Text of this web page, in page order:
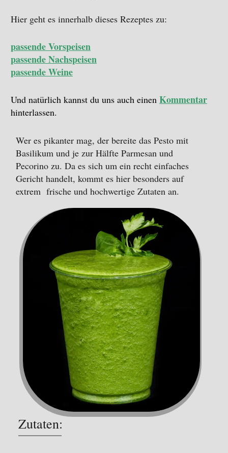
Hier geht es innerhalb dieses Rezeptes zu:
passende Vorspeisen
passende Nachspeisen
passende Weine
Und natürlich kannst du uns auch einen Kommentar
hinterlassen.
Wer es pikanter mag, der bereite das Pesto mit
Basilikum und je zur Hälfte Parmesan und
Pecorino zu. Da es sich um ein recht einfaches
Gericht handelt, kommt es hier besonders auf
extrem frische und hochwertige Zutaten an.
Zutaten: